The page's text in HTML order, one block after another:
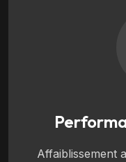
Affaiblissement